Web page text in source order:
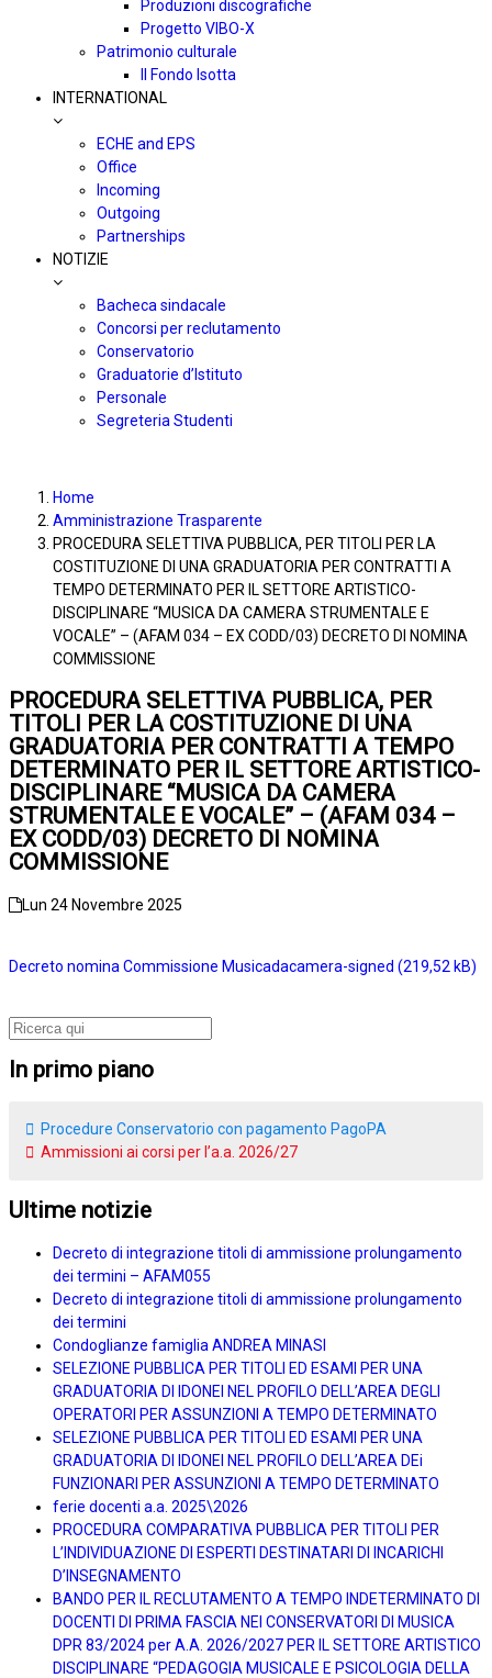
Produzioni discografiche
Progetto VIBO-X
Patrimonio culturale
Il Fondo Isotta
INTERNATIONAL
ECHE and EPS
Office
Incoming
Outgoing
Partnerships
NOTIZIE
Bacheca sindacale
Concorsi per reclutamento
Conservatorio
Graduatorie d’Istituto
Personale
Segreteria Studenti
Home
Amministrazione Trasparente
PROCEDURA SELETTIVA PUBBLICA, PER TITOLI PER LA
COSTITUZIONE DI UNA GRADUATORIA PER CONTRATTI A
TEMPO DETERMINATO PER IL SETTORE ARTISTICO-
DISCIPLINARE “MUSICA DA CAMERA STRUMENTALE E
VOCALE” – (AFAM 034 – EX CODD/03) DECRETO DI NOMINA
COMMISSIONE
PROCEDURA SELETTIVA PUBBLICA, PER
TITOLI PER LA COSTITUZIONE DI UNA
GRADUATORIA PER CONTRATTI A TEMPO
DETERMINATO PER IL SETTORE ARTISTICO-
DISCIPLINARE “MUSICA DA CAMERA
STRUMENTALE E VOCALE” – (AFAM 034 –
EX CODD/03) DECRETO DI NOMINA
COMMISSIONE
Lun 24 Novembre 2025
Decreto nomina Commissione Musicadacamera-signed
In primo piano
Procedure Conservatorio con pagamento PagoPA
Ammissioni ai corsi per l’a.a. 2026/27
Ultime notizie
Decreto di integrazione titoli di ammissione prolungamento
dei termini – AFAM055
Decreto di integrazione titoli di ammissione prolungamento
dei termini
Condoglianze famiglia ANDREA MINASI
SELEZIONE PUBBLICA PER TITOLI ED ESAMI PER UNA
GRADUATORIA DI IDONEI NEL PROFILO DELL’AREA DEGLI
OPERATORI PER ASSUNZIONI A TEMPO DETERMINATO
SELEZIONE PUBBLICA PER TITOLI ED ESAMI PER UNA
GRADUATORIA DI IDONEI NEL PROFILO DELL’AREA DEi
FUNZIONARI PER ASSUNZIONI A TEMPO DETERMINATO
ferie docenti a.a. 2025\2026
PROCEDURA COMPARATIVA PUBBLICA PER TITOLI PER
L’INDIVIDUAZIONE DI ESPERTI DESTINATARI DI INCARICHI
D’INSEGNAMENTO
BANDO PER IL RECLUTAMENTO A TEMPO INDETERMINATO DI
DOCENTI DI PRIMA FASCIA NEI CONSERVATORI DI MUSICA
DPR 83/2024 per A.A. 2026/2027 PER IL SETTORE ARTISTICO
DISCIPLINARE “PEDAGOGIA MUSICALE E PSICOLOGIA DELLA